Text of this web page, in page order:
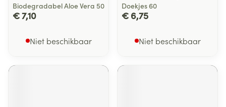
Biodegradabel Aloe Vera 50
€ 7,10
Niet beschikbaar
Doekjes 60
€ 6,75
Niet beschikbaar